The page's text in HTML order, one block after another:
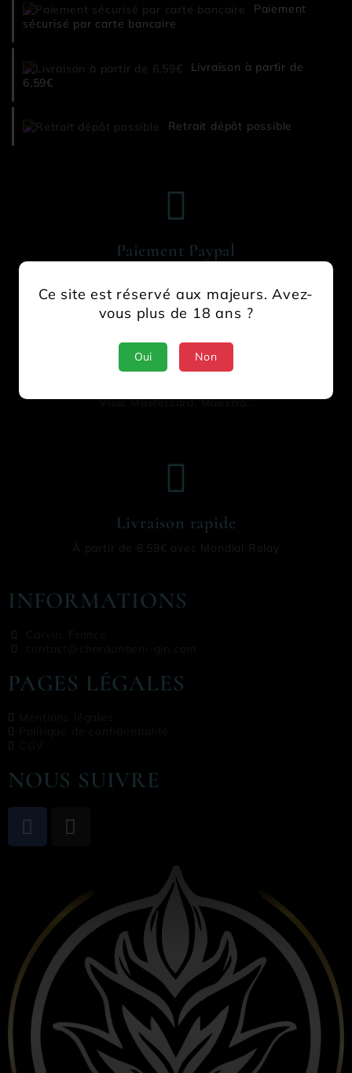
Paiement
sécurisé par carte bancaire
Livraison à partir de
6,59€
Retrait dépôt possible
Paiement Paypal
CARTE BANCAIRE
Visa, Mastercard, Maestro..
Livraison rapide
À partir de 6,59€ avec Mondial Relay
INFORMATIONS
PAGES LÉGALES
NOUS SUIVRE
Ce site est réservé aux majeurs. Avez-
vous plus de 18 ans ?
Oui Non